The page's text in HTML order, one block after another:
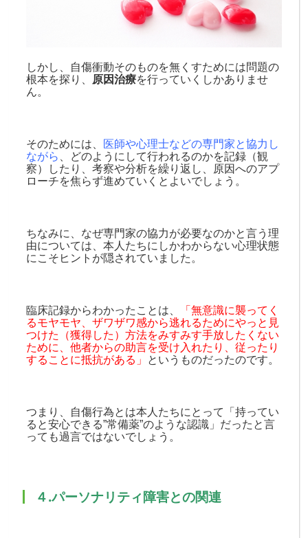
しかし、自傷衝動そのものを無くすためには問題の
根本を探り、 原因治療を行っていくしかありませ
ん。
そのためには、 医師や心理士などの専門家と協力し
ながら
、どのようにして行われるのかを記録（観
察）したり、考察や分析を繰り返し、原因へのアプ
ローチを焦らず進めていくとよいでしょう。
ちなみに、なぜ専門家の協力が必要なのかと言う理
由については、本人たちにしかわからない心理状態
にこそヒントが隠されていました。
臨床記録からわかったことは、
「無意識に襲ってく
るモヤモヤ、ザワザワ感から逃れるためにやっと見
つけた（獲得した）方法をみすみす手放したくない
ために、他者からの助言を受け入れたり、従ったり
することに抵抗がある」 というものだったのです。
つまり、自傷行為とは本人たちにとって「持ってい
ると安心できる”常備薬”のような認識」だったと言
っても過言ではないでしょう。
４.パーソナリティ障害との関連